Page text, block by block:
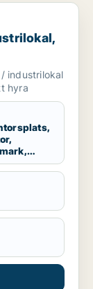
eller
industrilokal
hyra